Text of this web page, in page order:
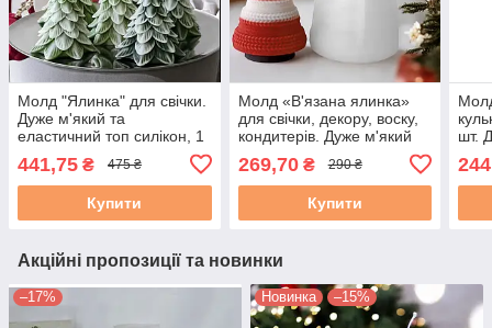
Молд "Ялинка" для свічки.
Дуже м'який та
еластичний топ силікон, 1
441,75 ₴ 475 ₴
Купити
Молд «В'язана ялинка»
для свічки, декору, воску,
кондитерів. Дуже м'який
топ силікон. 1 шт. М. 755.
Ок. 8 см
269,70₴ 290 ₴
Купити
шт.
Акційні пропозиції та новинки
–17% Новинка –15%